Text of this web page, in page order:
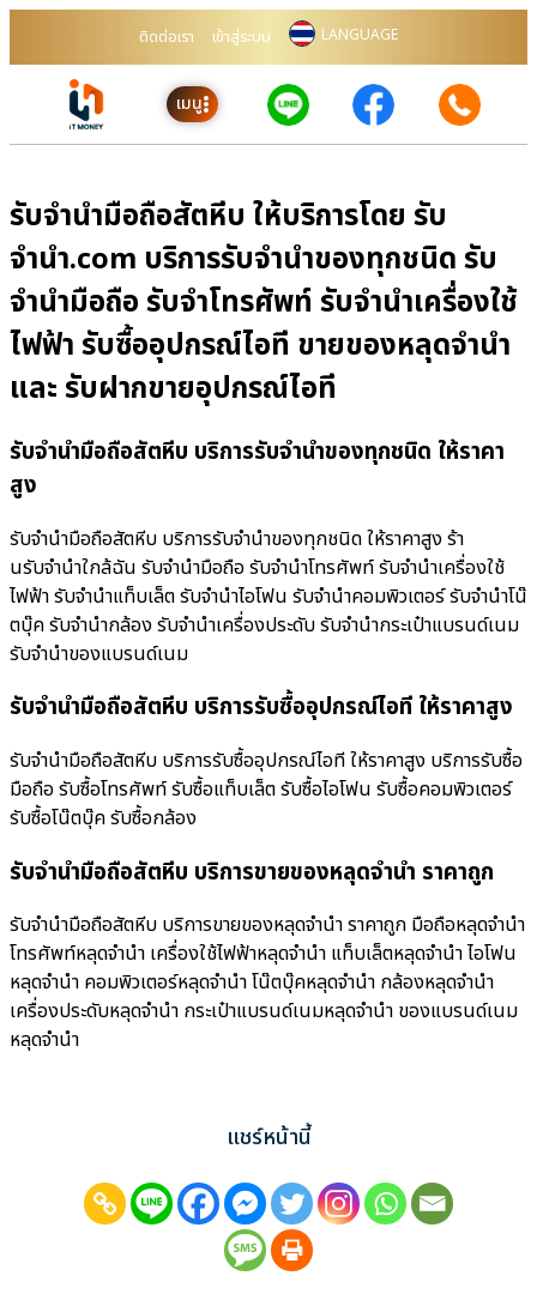
ติดต่อเรา เข้าสู่ระบบ LANGUAGE
เมนู
รับจำนำมือถือสัตหีบ ให้บริการโดย รับ
จํานํา.com บริการรับจำนำของทุกชนิด รับ
จำนำมือถือ รับจำโทรศัพท์ รับจำนำเครื่องใช้
ไฟฟ้า รับซื้ออุปกรณ์ไอที ขายของหลุดจำนำ
และ รับฝากขายอุปกรณ์ไอที
รับจำนำมือถือสัตหีบ บริการรับจำนำของทุกชนิด ให้ราคา
สูง
รับจำนำมือถือสัตหีบ บริการรับจำนำของทุกชนิด ให้ราคาสูง ร้า
นรับจํานําใกล้ฉัน รับจำนำมือถือ รับจำนำโทรศัพท์ รับจำนำเครื่องใช้
ไฟฟ้า รับจำนำแท็บเล็ต รับจำนำไอโฟน รับจำนำคอมพิวเตอร์ รับจำนำโน๊
ตบุ๊ค รับจำนำกล้อง รับจำนำเครื่องประดับ รับจำนำกระเป๋าแบรนด์เนม
รับจำนำของแบรนด์เนม
รับจำนำมือถือสัตหีบ บริการรับซื้ออุปกรณ์ไอที ให้ราคาสูง
รับจำนำมือถือสัตหีบ บริการรับซื้ออุปกรณ์ไอที ให้ราคาสูง บริการรับซื้อ
มือถือ รับซื้อโทรศัพท์ รับซื้อแท็บเล็ต รับซื้อไอโฟน รับซื้อคอมพิวเตอร์
รับซื้อโน๊ตบุ๊ค รับซื้อกล้อง
รับจำนำมือถือสัตหีบ บริการขายของหลุดจำนำ ราคาถูก
รับจำนำมือถือสัตหีบ บริการขายของหลุดจำนำ ราคาถูก มือถือหลุดจำนำ
โทรศัพท์หลุดจำนำ เครื่องใช้ไฟฟ้าหลุดจำนำ แท็บเล็ตหลุดจำนำ ไอโฟน
หลุดจำนำ คอมพิวเตอร์หลุดจำนำ โน๊ตบุ๊คหลุดจำนำ กล้องหลุดจำนำ
เครื่องประดับหลุดจำนำ กระเป๋าแบรนด์เนมหลุดจำนำ ของแบรนด์เนม
หลุดจำนำ
แชร์หน้านี้